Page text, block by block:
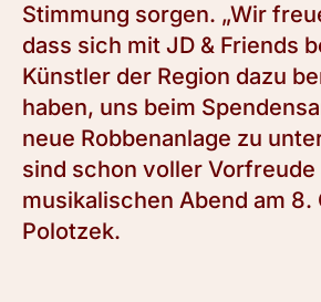
Stimmung sorgen. „Wir
dass sich mit JD & Friends
Künstler der Region dazu
haben, uns beim
neue Robbenanlage zu
sind schon voller Vorfreude
musikalischen Abend am 8.
Polotzek.